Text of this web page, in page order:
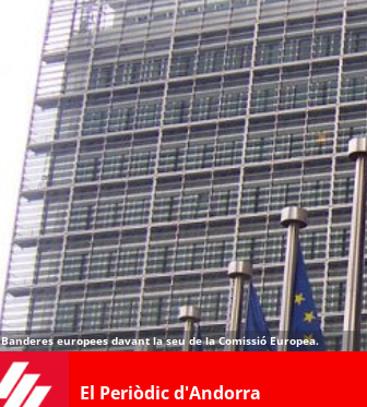
Banderes europees davant la seu de la Comissió Europea.
El Periòdic d'Andorra